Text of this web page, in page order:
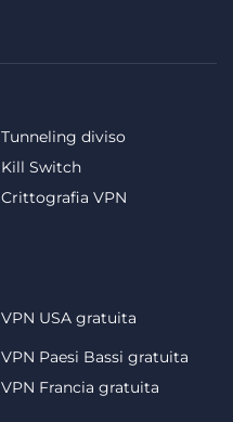
Tunneling diviso
Kill Switch
Crittografia VPN
VPN USA gratuita
VPN Paesi Bassi gratuita
VPN Francia gratuita